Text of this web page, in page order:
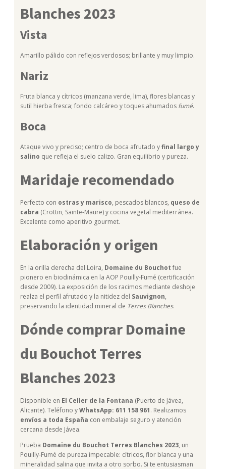
Blanches 2023
Vista
Amarillo pálido con reflejos verdosos; brillante y muy limpio.
Nariz
Fruta blanca y cítricos (manzana verde, lima), flores blancas y
sutil hierba fresca; fondo calcáreo y toques ahumados fumé.
Boca
Ataque vivo y preciso; centro de boca afrutado yfinal largo y
salino que refleja el suelo calizo. Gran equilibrio y pureza.
Maridaje recomendado
Perfecto con ostras y marisco, pescados blancos, queso de
cabra (Crottin, Sainte-Maure) y cocina vegetal mediterránea.
Excelente como aperitivo gourmet.
Elaboración y origen
En la orilla derecha del Loira, Domaine du Bouchot fue
pionero en biodinámica en la AOP Pouilly-Fumé (certificación
desde 2009). La exposición de los racimos mediante deshoje
realza el perfil afrutado y la nitidez del Sauvignon,
preservando la identidad mineral de Terres Blanches.
Dónde comprar Domaine
du Bouchot Terres
Blanches 2023
Disponible en El Celler de la Fontana (Puerto de Jávea,
Alicante). Teléfono yWhatsApp: 611 158 961. Realizamos
envíos a toda España con embalaje seguro y atención
cercana desde Jávea.
Prueba Domaine du Bouchot Terres Blanches 2023, un
Pouilly-Fumé de pureza impecable: cítricos, flor blanca y una
mineralidad salina que invita a otro sorbo. Si te entusiasman